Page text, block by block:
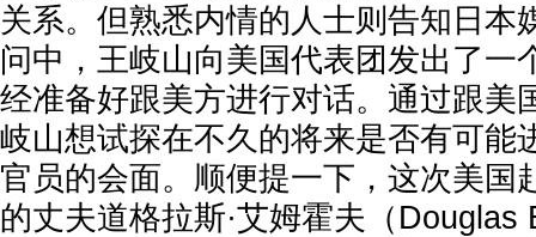
关系。但熟悉内情的人士则告知日本
问中，王岐山向美国代表团发出了一
经准备好跟美方进行对话。通过跟美
岐山想试探在不久的将来是否有可能
官员的会面。顺便提一下，这次美国
的丈夫道格拉斯·艾姆霍夫（Douglas